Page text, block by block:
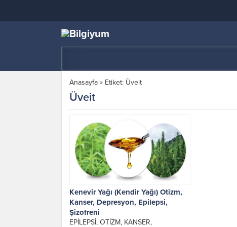
Anasayfa » Etiket: Üveit
Üveit
Kenevir Yağı (Kendir Yağı) Otizm,
Kanser, Depresyon, Epilepsi,
Şizofreni
EPİLEPSİ, OTİZM, KANSER,